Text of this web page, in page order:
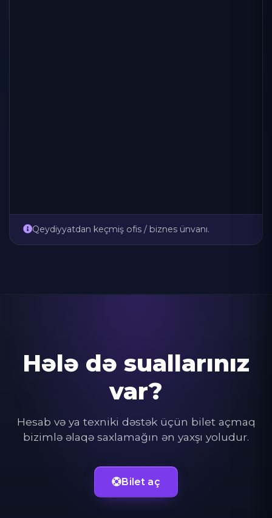
Qeydiyyatdan keçmiş ofis / biznes ünvanı.
Hələ də suallarınız
var?
Hesab və ya texniki dəstək üçün bilet açmaq
bizimlə əlaqə saxlamağın ən yaxşı yoludur.
Bilet aç